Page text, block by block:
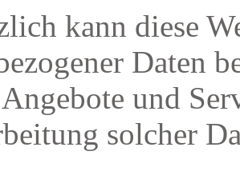
kann diese
Daten
und
solcher